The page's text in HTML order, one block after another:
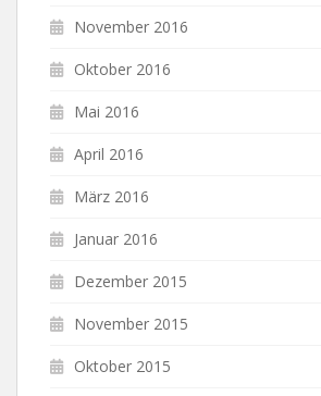
November 2016
Oktober 2016
Mai 2016
April 2016
März 2016
Januar 2016
Dezember 2015
November 2015
Oktober 2015